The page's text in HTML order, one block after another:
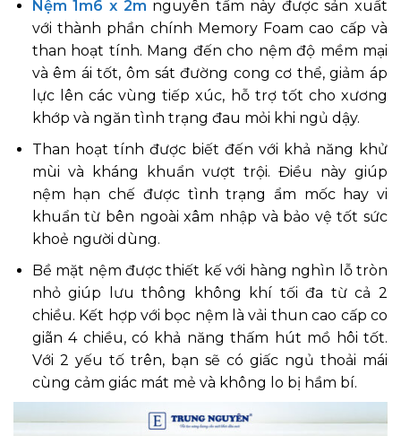
Nệm 1m6 x 2m nguyên tấm này được sản xuất
với thành phần chính Memory Foam cao cấp và
than hoạt tính. Mang đến cho nệm độ mềm mại
và êm ái tốt, ôm sát đường cong cơ thể, giảm áp
lực lên các vùng tiếp xúc, hỗ trợ tốt cho xương
khớp và ngăn tình trạng đau mỏi khi ngủ dậy.
Than hoạt tính được biết đến với khả năng khử
mùi và kháng khuẩn vượt trội. Điều này giúp
nệm hạn chế được tình trạng ẩm mốc hay vi
khuẩn từ bên ngoài xâm nhập và bảo vệ tốt sức
khoẻ người dùng.
Bề mặt nệm được thiết kế với hàng nghìn lỗ tròn
nhỏ giúp lưu thông không khí tối đa từ cả 2
chiều. Kết hợp với bọc nệm là vải thun cao cấp co
giãn 4 chiều, có khả năng thấm hút mồ hôi tốt.
Với 2 yếu tố trên, bạn sẽ có giấc ngủ thoải mái
cùng cảm giác mát mẻ và không lo bị hầm bí.